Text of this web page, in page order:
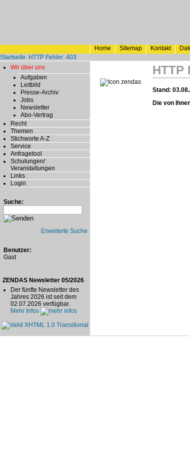
Home Sitemap Kontakt
Startseite
HTTP Fehler: 403
Wir über uns
Aufgaben
Leitbild
Presse-Archiv
Jobs
Newsletter
Abo-Vertrag
Recht
Themen
Stichworte A-Z
Service
Anfragetool
Schulungen/
Veranstaltungen
Links
Login
Suche:
Erweiterte Suche
Benutzer:
Gast
ZENDAS Newsletter 05/2026
Der fünfte Newsletter des
Jahres 2026 ist seit dem
02.07.2026 verfügbar.
Mehr Infos
HTTP
Stand:
Die von